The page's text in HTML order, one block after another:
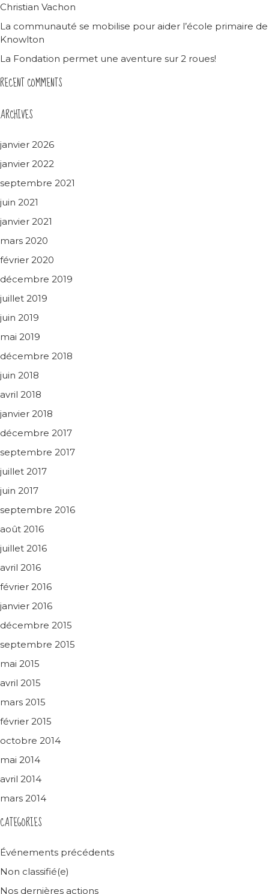
Christian Vachon
La communauté se mobilise pour aider l’école primaire de
Knowlton
La Fondation permet une aventure sur 2 roues!
RECENT COMMENTS
ARCHIVES
janvier 2026
janvier 2022
septembre 2021
juin 2021
janvier 2021
mars 2020
février 2020
décembre 2019
juillet 2019
juin 2019
mai 2019
décembre 2018
juin 2018
avril 2018
janvier 2018
décembre 2017
septembre 2017
juillet 2017
juin 2017
septembre 2016
août 2016
juillet 2016
avril 2016
février 2016
janvier 2016
décembre 2015
septembre 2015
mai 2015
avril 2015
mars 2015
février 2015
octobre 2014
mai 2014
avril 2014
mars 2014
CATEGORIES
Événements précédents
Non classifié(e)
Nos dernières actions